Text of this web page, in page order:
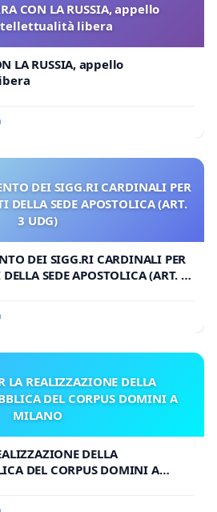
CON LA RUSSIA, appello
libera
LA RUSSIA, appello
DEI SIGG.RI CARDINALI PER
DELLA SEDE APOSTOLICA (ART.
3 UDG)
DEI SIGG.RI CARDINALI PER
SEDE APOSTOLICA (ART. 3
LA REALIZZAZIONE DELLA
DEL CORPUS DOMINI A
MILANO
DELLA
DEL CORPUS DOMINI A